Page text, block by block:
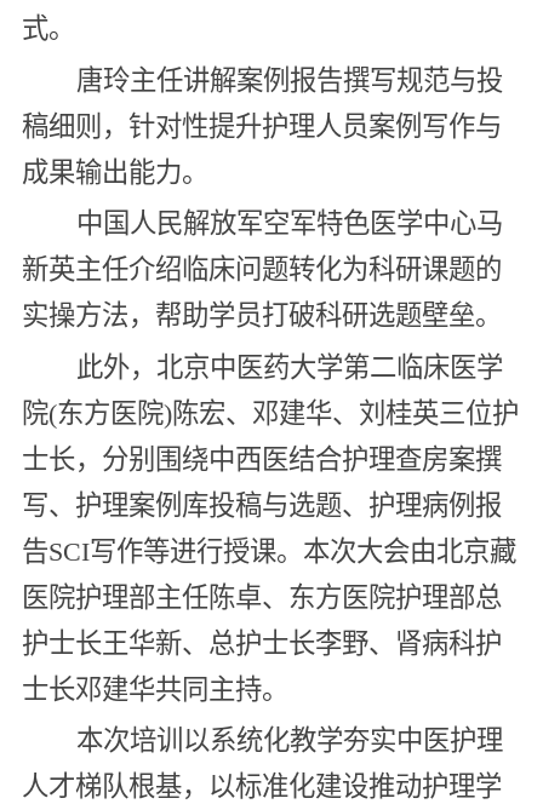
式。
唐玲主任讲解案例报告撰写规范与投
稿细则，针对性提升护理人员案例写作与
成果输出能力。
中国人民解放军空军特色医学中心马
新英主任介绍临床问题转化为科研课题的
实操方法，帮助学员打破科研选题壁垒。
此外，北京中医药大学第二临床医学
院(东方医院)陈宏、邓建华、刘桂英三位护
士长，分别围绕中西医结合护理查房案撰
写、护理案例库投稿与选题、护理病例报
告SCI写作等进行授课。本次大会由北京藏
医院护理部主任陈卓、东方医院护理部总
护士长王华新、总护士长李野、肾病科护
士长邓建华共同主持。
本次培训以系统化教学夯实中医护理
人才梯队根基，以标准化建设推动护理学